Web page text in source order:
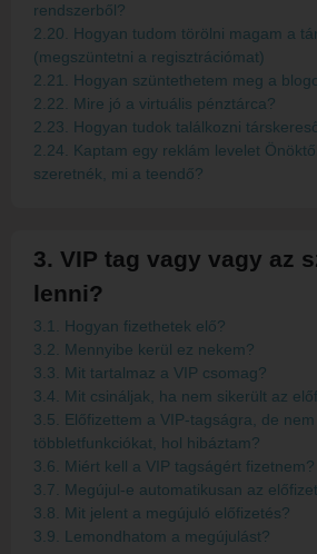
rendszerből?
2.20. Hogyan tudom törölni magam a
(megszüntetni a regisztrációmat)
2.21. Hogyan szüntethetem meg a
2.22. Mire jó a virtuális pénztárca?
2.23. Hogyan tudok találkozni
2.24. Kaptam egy reklám levelet
szeretnék, mi a teendő?
3. VIP tag vagy vagy az
lenni?
3.1. Hogyan fizethetek elő?
3.2. Mennyibe kerül ez nekem?
3.3. Mit tartalmaz a VIP csomag?
3.4. Mit csináljak, ha nem sikerült az
3.5. Előfizettem a VIP-tagságra, de
többletfunkciókat, hol hibáztam?
3.6. Miért kell a VIP tagságért fizetnem?
3.7. Megújul-e automatikusan az
3.8. Mit jelent a megújuló előfizetés?
3.9. Lemondhatom a megújulást?